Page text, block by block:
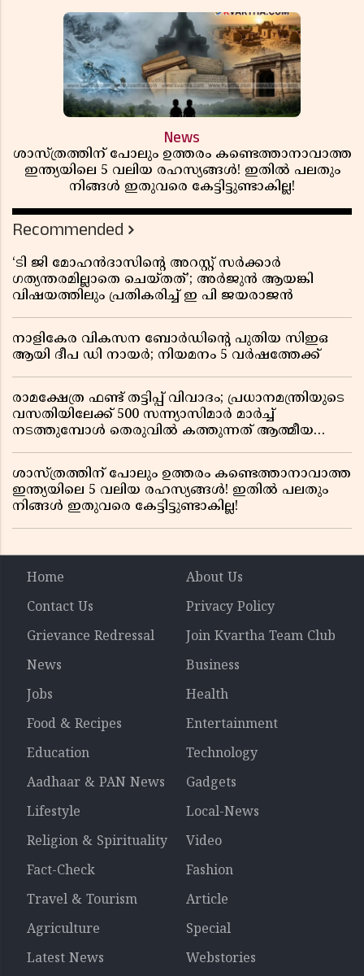
News
ശാസ്ത്രത്തിന് പോലും ഉത്തരം കണ്ടെത്താനാവാത്ത
ഇന്ത്യയിലെ 5 വലിയ രഹസ്യങ്ങൾ! ഇതിൽ പലതും
നിങ്ങൾ ഇതുവരെ കേട്ടിട്ടുണ്ടാകില്ല!
Recommended
‘ടി ജി മോഹൻദാസിൻ്റെ അറസ്റ്റ് സർക്കാർ
ഗത്യന്തരമില്ലാതെ ചെയ്തത്’; അർജുൻ ആയങ്കി
വിഷയത്തിലും പ്രതികരിച്ച് ഇ പി ജയരാജൻ
നാളികേര വികസന ബോർഡിൻ്റെ പുതിയ സിഇഒ
ആയി ദീപ ഡി നായർ; നിയമനം 5 വർഷത്തേക്ക് ​​​​​​​
രാമക്ഷേത്ര ഫണ്ട് തട്ടിപ്പ് വിവാദം; പ്രധാനമന്ത്രിയുടെ
വസതിയിലേക്ക് 500 സന്ന്യാസിമാർ മാർച്ച്
നടത്തുമ്പോൾ തെരുവിൽ കത്തുന്നത് ആത്മീയ
ശാസ്ത്രത്തിന് പോലും ഉത്തരം കണ്ടെത്താനാവാത്ത
ഇന്ത്യയിലെ 5 വലിയ രഹസ്യങ്ങൾ! ഇതിൽ പലതും
നിങ്ങൾ ഇതുവരെ കേട്ടിട്ടുണ്ടാകില്ല!
Home
About Us
Contact Us
Privacy Policy
Grievance Redressal
Join Kvartha Team Club
News
Business
Jobs
Health
Food & Recipes
Entertainment
Education
Technology
Aadhaar & PAN News
Gadgets
Lifestyle
Local-News
Religion & Spirituality
Video
Fact-Check
Fashion
Travel & Tourism
Article
Agriculture
Special
Latest News
Webstories